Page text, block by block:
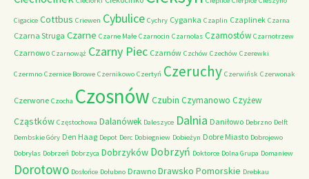
Cigacice Cottbus Criewen Cybulice Cychry Cyganka Czaplin Czaplinek Czarna
Czarna Struga Czarne Czarne Małe Czarnocin Czarnolas Czarnostów Czarnotrzew
Czarnowo Czarnowąż Czarny Piec Czarnów Czchów Czechów Czerewki
Czermno Czernice Borowe Czernikowo Czertyń Czeruchy Czerwińsk Czerwonak
Czerwone Czocha Czosnów Czubin Czymanowo Czyżew
Cząstków Częstochowa Dalanówek Daleszyce Dalnia Daniłowo Debrzno Delft
Dembskie Góry Den Haag Depot Derc Dobiegniew Dobieżyn Dobre Miasto Dobrojewo
Dobrylas Dobrzeń Dobrzyca Dobrzyków Dobrzyń Doktorce Dolna Grupa Domaniew
Dorotowo Dosłońce Dołubno Drawno Drawsko Pomorskie Drebkau